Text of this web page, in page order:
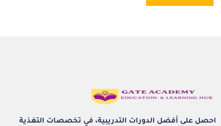
احصل على أفضل الدورات التدريبية، في تخصصات التغذية